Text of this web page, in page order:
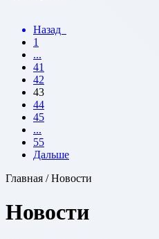
Назад
1
...
41
42
43
44
45
...
55
Дальше
Главная / Новости
Новости